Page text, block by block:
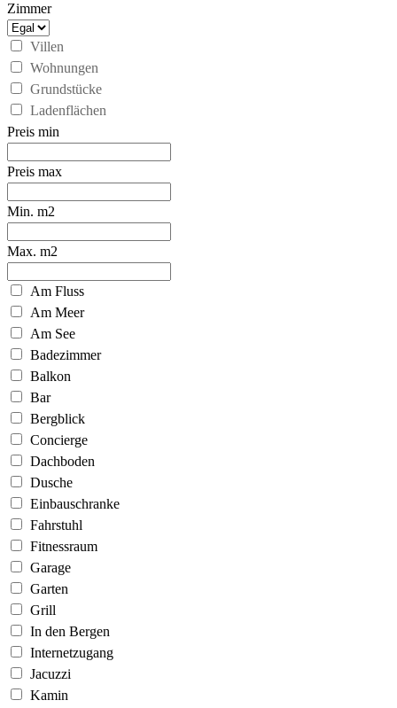
Zimmer
Villen
Wohnungen
Grundstücke
Ladenflächen
Preis min
Preis max
Min. m2
Max. m2
Am Fluss
Am Meer
Am See
Badezimmer
Balkon
Bar
Bergblick
Concierge
Dachboden
Dusche
Einbauschranke
Fahrstuhl
Fitnessraum
Garage
Garten
Grill
In den Bergen
Internetzugang
Jacuzzi
Kamin